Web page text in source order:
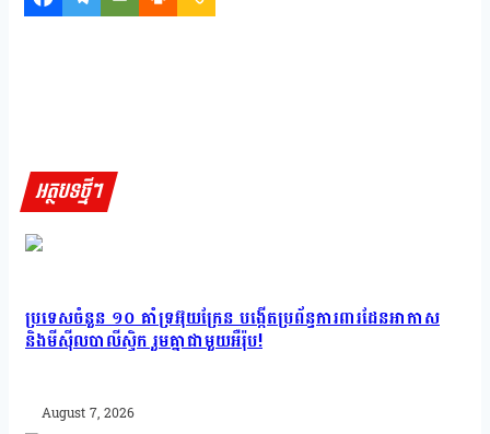
អត្ថបទថ្មីៗ
ប្រទេសចំនួន ១០ គាំទ្រអ៊ុយក្រែន បង្កើតប្រព័ន្ធការពារដែនអាកាស
និងមីស៊ីលបាលីស្ទិក រួមគ្នាជាមួយអឺរ៉ុប!
August 7, 2026